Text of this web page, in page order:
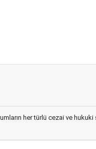
her türlü cezai ve